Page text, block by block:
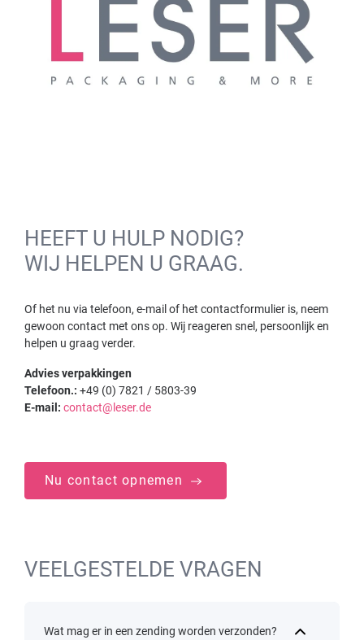
HEEFT U HULP NODIG?
WIJ HELPEN U GRAAG.
Of het nu via telefoon, e-mail of het contactformulier is, neem
gewoon contact met ons op. Wij reageren snel, persoonlijk en
helpen u graag verder.
Advies verpakkingen
Telefoon.: +49 (0) 7821 / 5803-39
E-mail: contact@leser.de
Nu contact opnemen
VEELGESTELDE VRAGEN
Wat mag er in een zending worden verzonden?